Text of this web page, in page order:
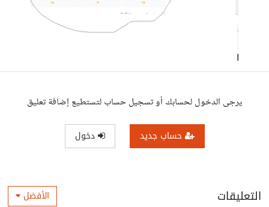
يرجى الدخول لحسابك أو تسجيل حساب لتستطيع إضافة تعليق
حساب جديد دخول
التعليقات الأفضل